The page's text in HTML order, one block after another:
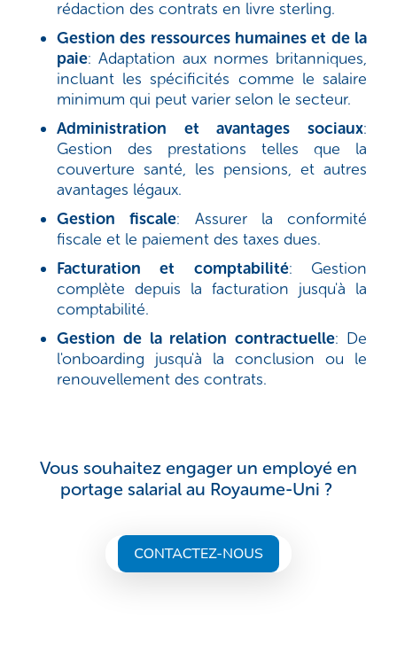
rédaction des contrats en livre sterling.
Gestion des ressources humaines et de la
paie: Adaptation aux normes britanniques,
incluant les spécificités comme le salaire
minimum qui peut varier selon le secteur.
Administration et avantages sociaux:
Gestion des prestations telles que la
couverture santé, les pensions, et autres
avantages légaux.
Gestion fiscale: Assurer la conformité
fiscale et le paiement des taxes dues.
Facturation et comptabilité: Gestion
complète depuis la facturation jusqu'à la
comptabilité.
Gestion de la relation contractuelle: De
l'onboarding jusqu'à la conclusion ou le
renouvellement des contrats.
Vous souhaitez engager un employé en
portage salarial au Royaume-Uni ?